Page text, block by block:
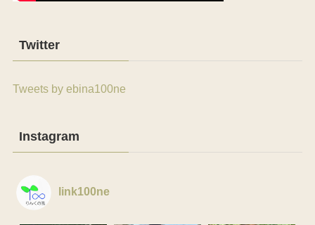
Twitter
Tweets by ebina100ne
Instagram
link100ne